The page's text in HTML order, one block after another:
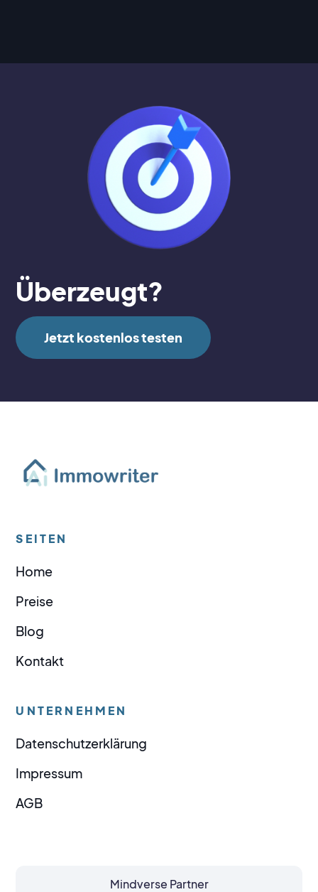
Überzeugt?
Jetzt kostenlos testen
SEITEN
Home
Preise
Blog
Kontakt
UNTERNEHMEN
Datenschutzerklärung
Impressum
AGB
Mindverse Partner